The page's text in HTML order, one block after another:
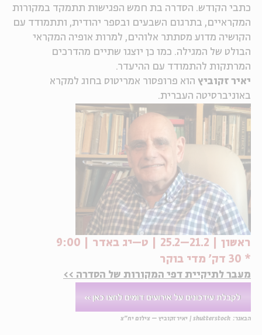
אנגלית
כתבי הקודש. הסדרה בת חמש הפגישות תתמקד במקורות
המקראיים, בתרגום השבעים ובספר יהודית, ותתמודד עם
הקושיה מדוע מסתתר אלוהים, למרות אופיה המקראי
הבולט של המגילה. כמו כן יוצגו שתיים מהדרכים
המרתקות להתמודד עם ההיעדר.
יאיר זקוביץ הוא פרופסור אמריטוס בחוג למקרא
באוניברסיטה העברית.
ראשון | 21.2–25.2 | ט–יג באדר | 9:00
* 30 דק' מדי בוקר
מעבר לתיקיית דפי המקורות של הסדרה >>
הבאנר: shutterstock
| יאיר זקוביץ – צילום יח"צ